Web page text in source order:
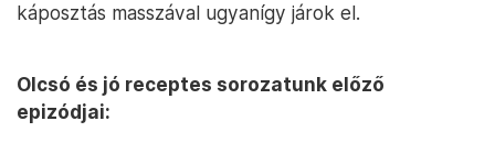
káposztás masszával ugyanígy járok el.
Olcsó és jó receptes sorozatunk előző
epizódjai: